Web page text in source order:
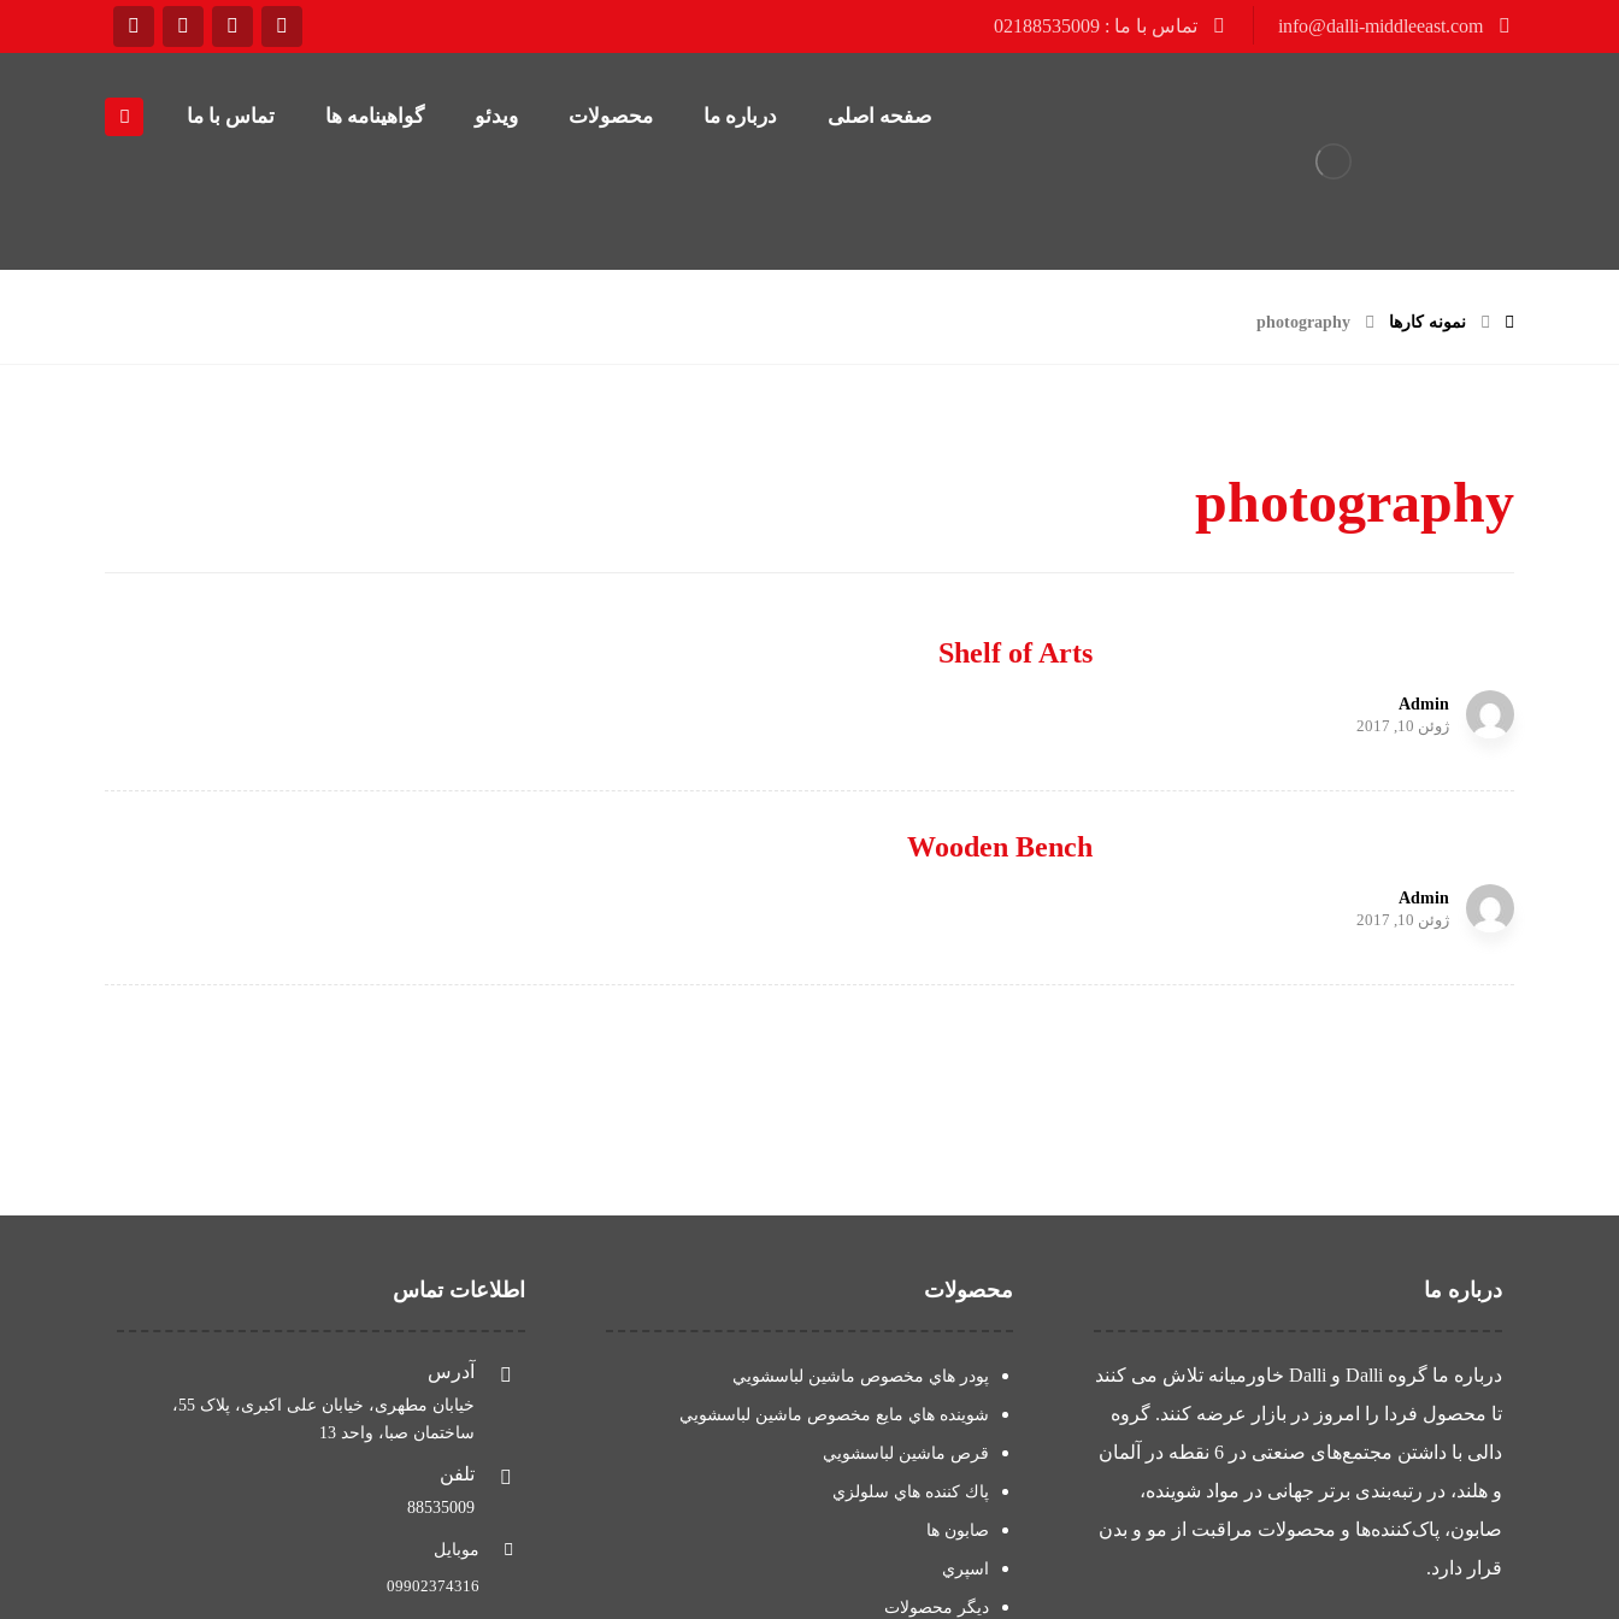
info@dalli-middleeast.com تماس با ما : 02188535009
صفحه اصلی درباره ما محصولات ویدئو گواهینامه ها تماس با ما
نمونه کارها photography
photography
Shelf of Arts
Admin
ژوئن 10, 2017
Wooden Bench
Admin
ژوئن 10, 2017
درباره ما
درباره ما گروه Dalli و Dalli خاورمیانه تلاش می کنند
تا محصول فردا را امروز در بازار عرضه کنند. گروه
دالی با داشتن مجتمع‌های صنعتی در 6 نقطه در آلمان
و هلند، در رتبه‌بندی برتر جهانی در مواد شوینده،
صابون، پاک‌کننده‌ها و محصولات مراقبت از مو و بدن
قرار دارد.
محصولات
پودر هاي مخصوص ماشين لباسشويي
شوينده هاي مايع مخصوص ماشين لباسشويي
قرص ماشين لباسشويي
پاك كننده هاي سلولزي
صابون ها
اسپري
دیگر محصولات
اطلاعات تماس
آدرس
خیابان مطهری، خیابان علی اکبری، پلاک 55،
ساختمان صبا، واحد 13
تلفن
88535009
موبایل
09902374316